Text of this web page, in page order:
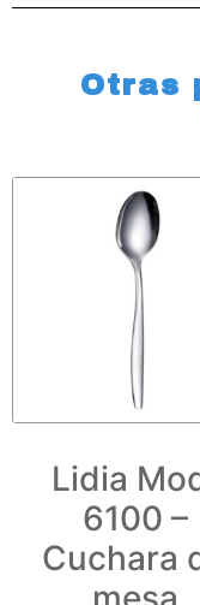
Otras
Lidia
6100 –
Cuchara